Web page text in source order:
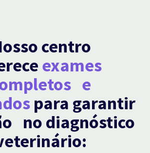
centro
exames
e
para garantir
no diagnóstico